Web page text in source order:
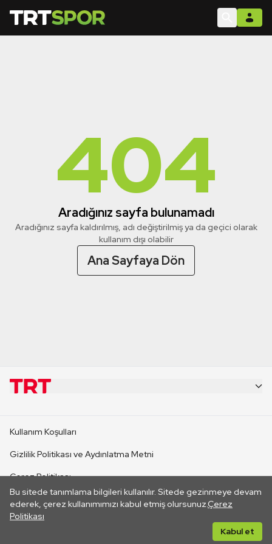
404
Aradığınız sayfa bulunamadı
Aradığınız sayfa kaldırılmış, adı değiştirilmiş ya da geçici olarak
kullanım dışı olabilir
Ana Sayfaya Dön
Bu sitede tanımlama bilgileri kullanılır. Sitede gezinmeye devam
ederek, çerez kullanımımızı kabul etmiş olursunuz.Çerez
Politikası
Kabul et
CANLI YAYINLAR
Kullanım Koşulları
Gizlilik Politikası ve Aydınlatma Metni
Çerez Politikası
İletişim
Her hakkı saklıdır. ©2026 TRT. Bağlantı yoluyla gidilen dış